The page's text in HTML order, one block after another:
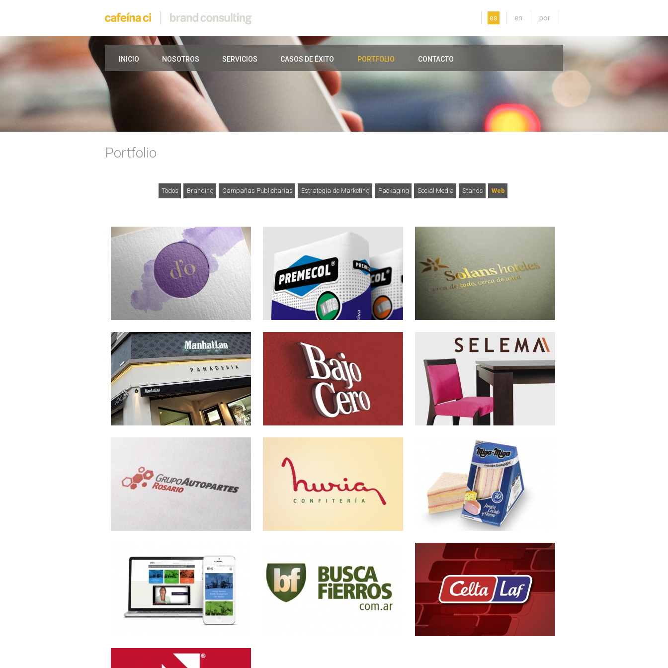
es en por
INICIO NOSOTROS SERVICIOS CASOS DE ÉXITO PORTFOLIO CONTACTO
Portfolio
Todos Branding Campañas Publicitarias Estrategia de Marketing Packaging Social Media Stands Web